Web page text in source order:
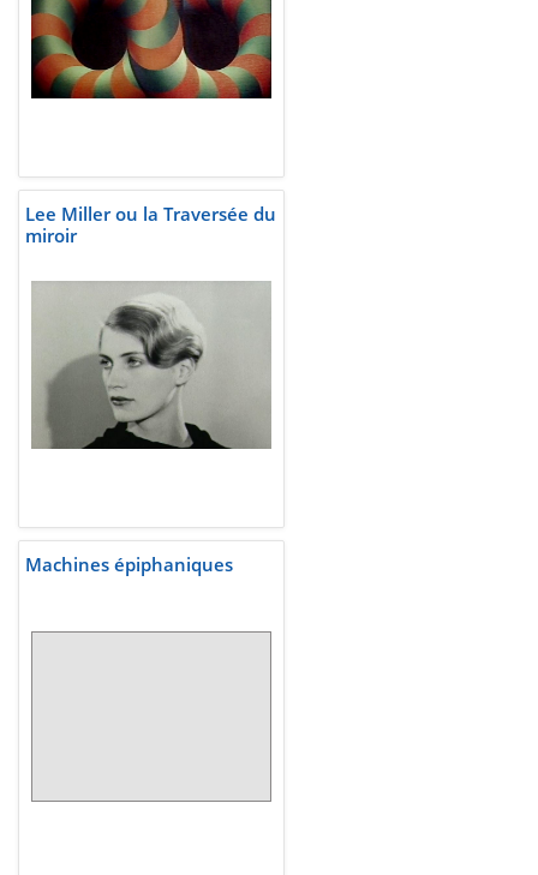
Lee Miller ou la Traversée du
miroir
Machines épiphaniques